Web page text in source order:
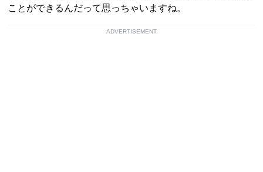
ことができるんだって思っちゃいますね。
ADVERTISEMENT